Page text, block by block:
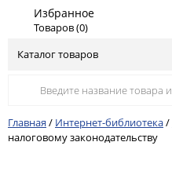
Избранное
Товаров (0)
Каталог товаров
Главная / Интернет-библиотека/
налоговому законодательству